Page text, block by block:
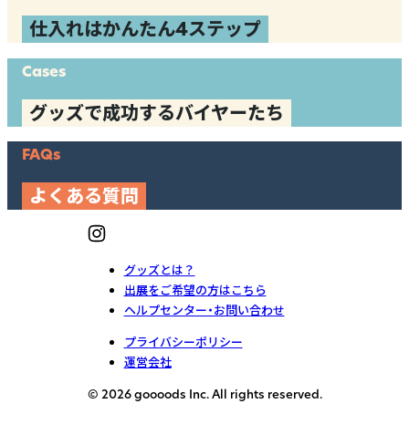
仕入れはかんたん4ステップ
Cases
グッズで成功するバイヤーたち
FAQs
よくある質問
グッズとは？
出展をご希望の方はこちら
ヘルプセンター・お問い合わせ
プライバシーポリシー
運営会社
© 2026 goooods Inc. All rights reserved.